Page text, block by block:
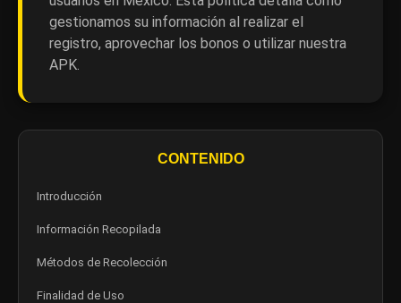
gestionamos su información al realizar el
registro, aprovechar los bonos o utilizar nuestra
APK.
CONTENIDO
Introducción
Información Recopilada
Métodos de Recolección
Finalidad de Uso